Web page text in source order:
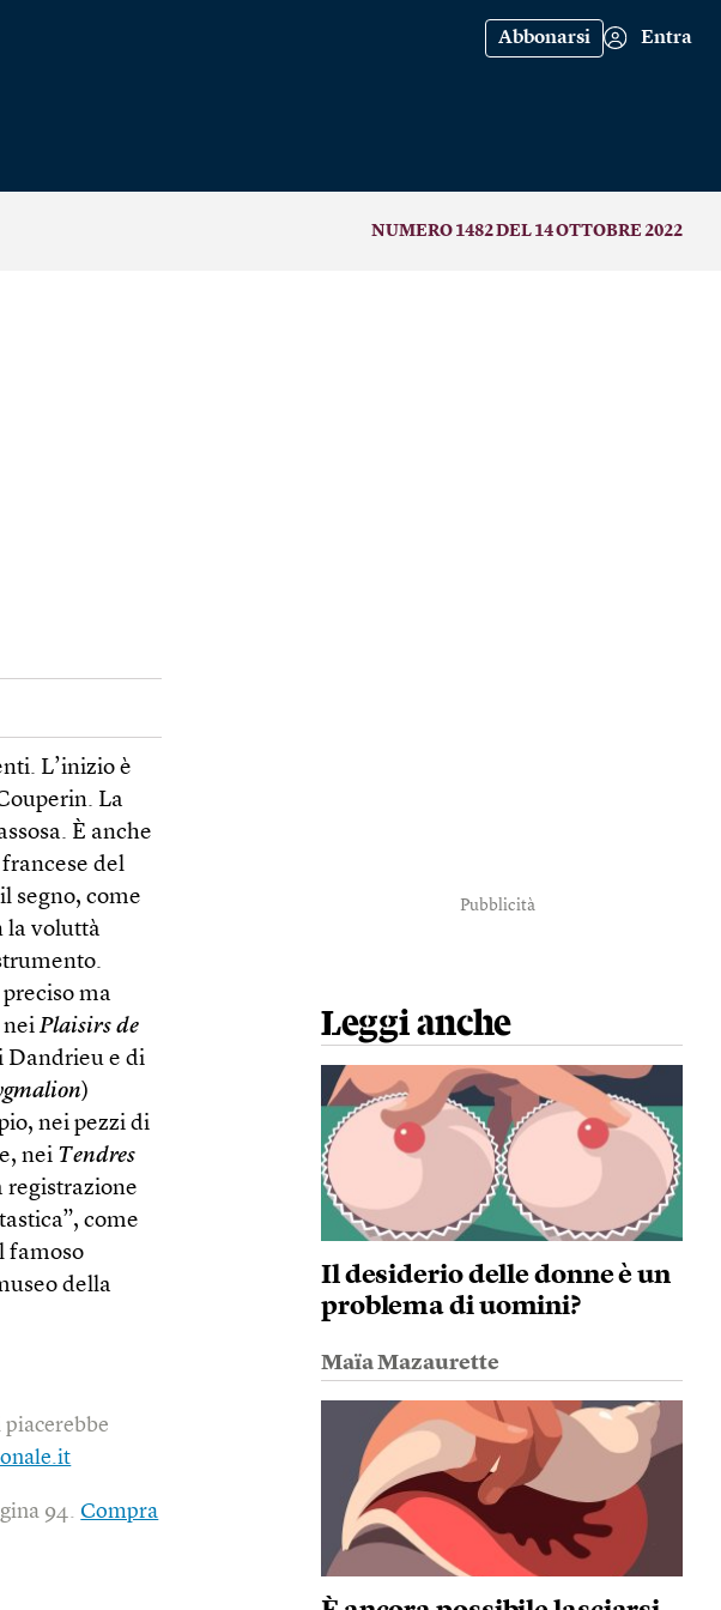
Abbonarsi Entra
NUMERO 1482 DEL 14 OTTOBRE 2022
L’inizio è
La
È anche
del
segno, come
la voluttà
ma
neiPlaisirs de
Dandrieu e di
)
nei pezzi di
nei Tendres
registrazione
come
famoso
della
94.Compra
Pubblicità
Leggi anche
Il desiderio delle donne è un
problema di uomini?
Maïa Mazaurette